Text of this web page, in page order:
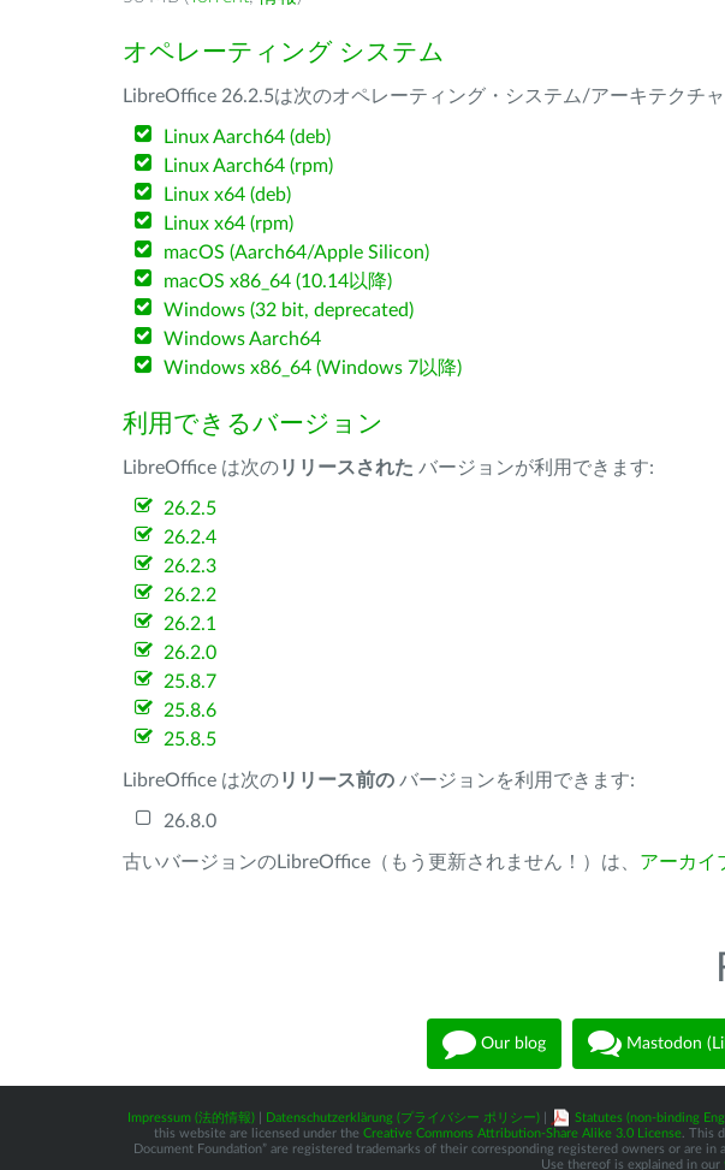
オペレーティング システム
LibreOffice 26.2.5は次のオペレーティング・システム/アーキテクチャ
Linux Aarch64 (deb)
Linux Aarch64 (rpm)
Linux x64 (deb)
Linux x64 (rpm)
macOS (Aarch64/Apple Silicon)
macOS x86_64 (10.14以降)
Windows (32 bit, deprecated)
Windows Aarch64
Windows x86_64 (Windows 7以降)
利用できるバージョン
LibreOffice は次のリリースされた バージョンが利用できます:
26.2.5
26.2.4
26.2.3
26.2.2
26.2.1
26.2.0
25.8.7
25.8.6
25.8.5
LibreOffice は次のリリース前の バージョンを利用できます:
26.8.0
古いバージョンのLibreOffice（もう更新されません！）は、 アーカイ
Our blog Mastodon
Impressum (法的情報) Datenschutzerklärung (プライバシー ポリシー) Statutes (non-binding
this website are licensed under the Creative Commons Attribution-Share Alike 3.0 License. This
Document Foundation” are registered trademarks of their corresponding registered owners or are
Use thereof is explained in our